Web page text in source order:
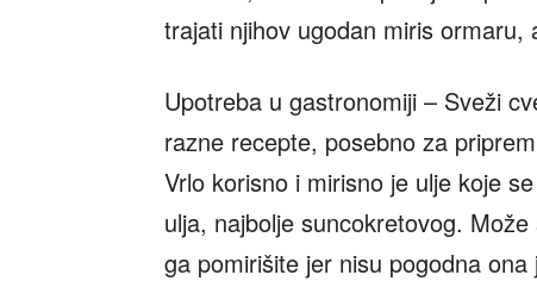
trajati njihov ugodan miris ormaru,
Upotreba u gastronomiji – Sveži
razne recepte, posebno za
Vrlo korisno i mirisno je ulje koje
ulja, najbolje suncokretovog.
ga pomirišite jer nisu pogodna